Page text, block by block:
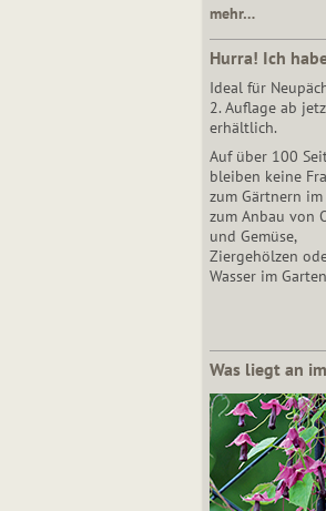
mehr…
Hurra! Ich
Ideal für
2. Auflage ab
erhältlich.
Auf über 100
bleiben keine
zum Gärtnern im
zum Anbau von
und Gemüse,
Ziergehölzen
Wasser im
Was liegt an